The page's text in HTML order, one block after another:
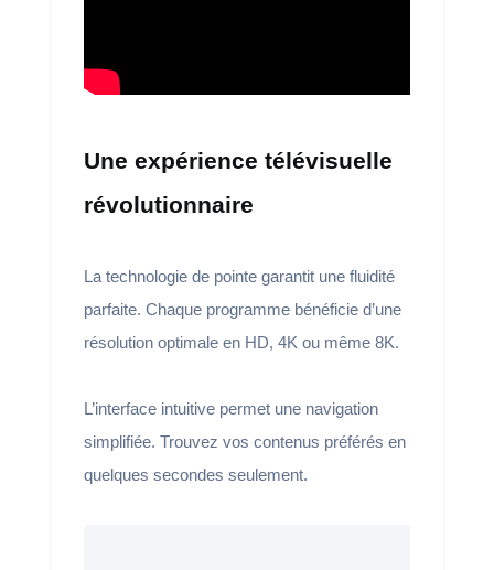
Une expérience télévisuelle
révolutionnaire
La technologie de pointe garantit une fluidité
parfaite. Chaque programme bénéficie d’une
résolution optimale en HD, 4K ou même 8K.
L’interface intuitive permet une navigation
simplifiée. Trouvez vos contenus préférés en
quelques secondes seulement.